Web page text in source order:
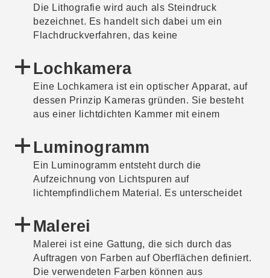
Die Lithografie wird auch als Steindruck
bezeichnet. Es handelt sich dabei um ein
Flachdruckverfahren, das keine
vorweist. Zunächst wird fetthaltige Tinte oder
Kreide auf eine glatte Steinplatte aufgetragen.
Danach wird die Platte mit Salpetersäure und
Gummiarabicum behandelt. Da die Oberfläche
der Druckplatte durch die chemische
fetthaltige Farbe nur noch dort hängen, wo
zuvor die fetthaltige Tinte oder Kreide
aufgetragen wurde. Anschließend wird Papier
auf die Platte aufgelegt und mit viel Druck
angepresst.
Lochkamera
Eine Lochkamera ist ein optischer Apparat, auf
dessen Prinzip Kameras gründen. Sie besteht
aus einer lichtdichten Kammer mit einem
Lichtstrahlen in diese Öffnung, entsteht auf der
gegenüberliegenden Innenseite der Kammer ein
seitenverkehrtes Bild der Außenwelt. Im
Gegensatz zu einer klassischen Kamera und
der Spiegelreflexkamera verfügt eine
über ein Objektiv oder einen Auslöser.
Luminogramm
Ein Luminogramm entsteht durch die
Aufzeichnung von Lichtspuren auf
lichtempfindlichem Material. Es unterscheidet
ein Objekt zwischen Lichtquelle und
Aufnahmemedium platziert wird.
Malerei
Malerei ist eine Gattung, die sich durch das
Auftragen von Farben auf Oberflächen definiert.
Die verwendeten Farben können aus